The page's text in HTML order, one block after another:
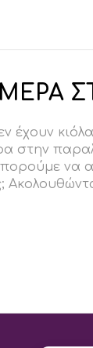
ΜΕΡΑ
έχουν
στην
να